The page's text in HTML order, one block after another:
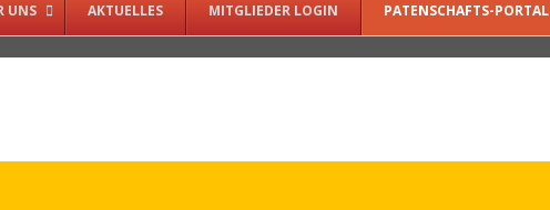
UNS AKTUELLES MITGLIEDER LOGIN PATENSCHAFTS-PORTAL